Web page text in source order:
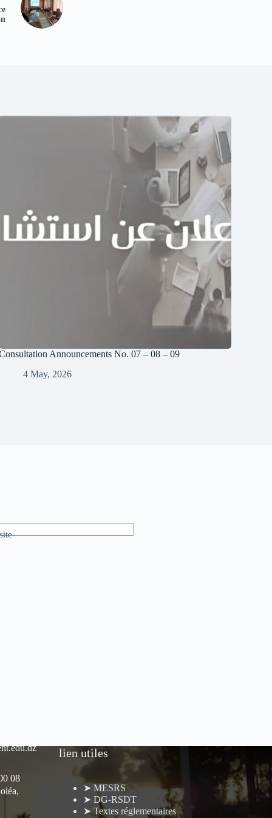
Announcements No. 07 – 08 – 09
4 May, 2026
08
lien utiles
➤ MESRS
➤ DG-RSDT
➤ Textes réglementaires